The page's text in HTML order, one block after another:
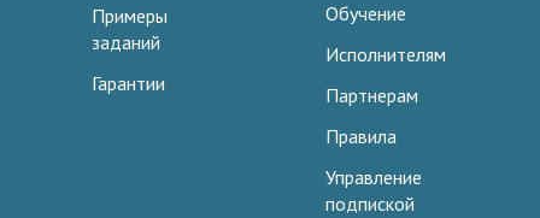
Примеры
заданий
Гарантии
Обучение
Исполнителям
Партнерам
Правила
Управление
подпиской